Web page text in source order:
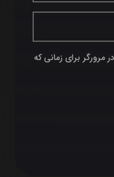
مرورگر برای زمانی که